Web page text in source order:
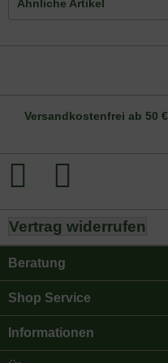
Ähnliche Artikel
Versandkostenfrei ab 50 €
Vertrag widerrufen
Beratung
Shop Service
Informationen